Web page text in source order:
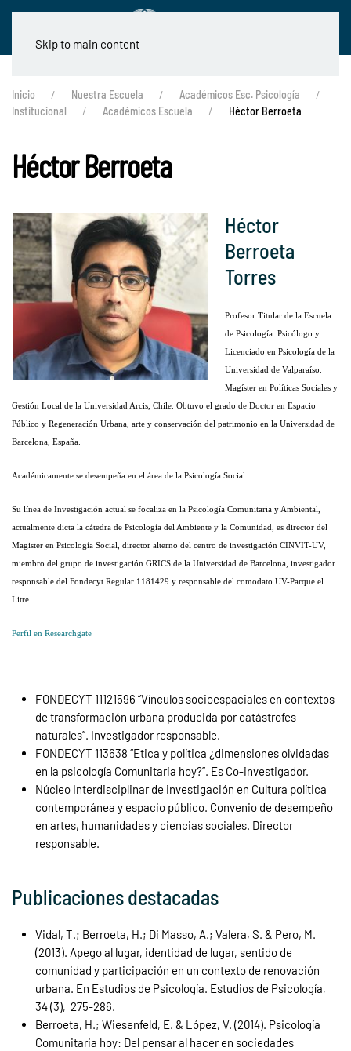
Skip to main content
Inicio Nuestra Escuela
Académicos Esc. Psicología
Institucional
Académicos Escuela Héctor Berroeta
Héctor Berroeta
Héctor
Berroeta
Torres
Profesor Titular de la Escuela
de Psicología. Psicólogo y
Licenciado en Psicología de la
Universidad de Valparaíso.
Magíster en Políticas Sociales y
Gestión Local de la Universidad Arcis, Chile. Obtuvo el grado de Doctor en Espacio
Público y Regeneración Urbana, arte y conservación del patrimonio en la Universidad de
Barcelona, España.
Académicamente se desempeña en el área de la Psicología Social.
Su línea de Investigación actual se focaliza en la Psicología Comunitaria y Ambiental,
actualmente dicta la cátedra de Psicología del Ambiente y la Comunidad, es director del
Magister en Psicología Social, director alterno del centro de investigación CINVIT-UV,
miembro del grupo de investigación GRICS de la Universidad de Barcelona, investigador
responsable del Fondecyt Regular 1181429 y responsable del comodato UV-Parque el
Litre.
Perfil en Researchgate
FONDECYT 11121596 “Vínculos socioespaciales en contextos
de transformación urbana producida por catástrofes
naturales”. Investigador responsable.
FONDECYT 113638 “Etica y política ¿dimensiones olvidadas
en la psicología Comunitaria hoy?”. Es Co-investigador.
Núcleo Interdisciplinar de investigación en Cultura política
contemporánea y espacio público. Convenio de desempeño
en artes, humanidades y ciencias sociales. Director
responsable.
Publicaciones destacadas
Vidal, T.; Berroeta, H.; Di Masso, A.; Valera, S. & Pero, M.
(2013). Apego al lugar, identidad de lugar, sentido de
comunidad y participación en un contexto de renovación
urbana. En Estudios de Psicología. Estudios de Psicología,
34 (3), 275-286.
Berroeta, H.; Wiesenfeld, E. & López, V. (2014). Psicología
Comunitaria hoy: Del pensar al hacer en sociedades